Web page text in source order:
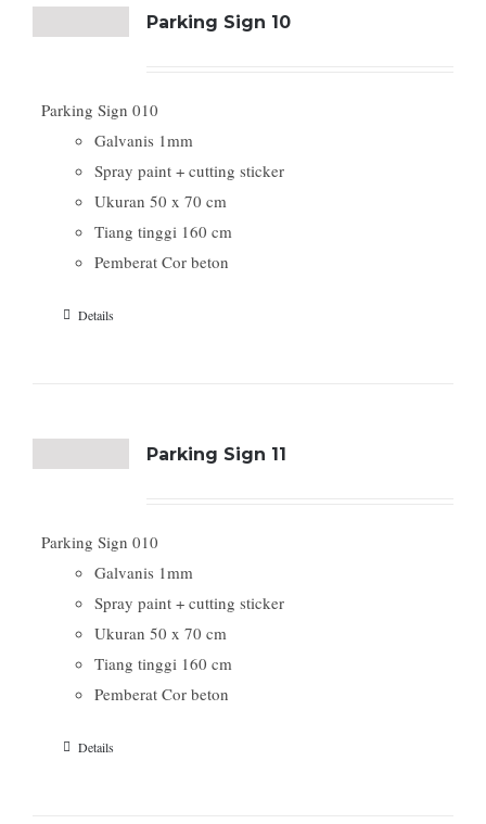
Parking Sign 10
Parking Sign 010
Galvanis 1mm
Spray paint + cutting sticker
Ukuran 50 x 70 cm
Tiang tinggi 160 cm
Pemberat Cor beton
Details
Parking Sign 11
Parking Sign 010
Galvanis 1mm
Spray paint + cutting sticker
Ukuran 50 x 70 cm
Tiang tinggi 160 cm
Pemberat Cor beton
Details